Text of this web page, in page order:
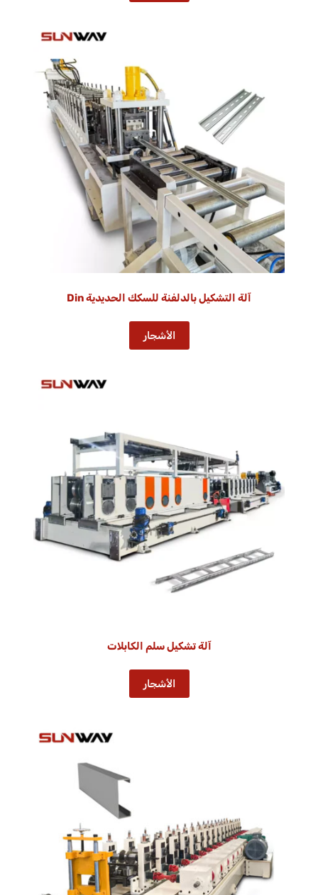
آلة التشكيل بالدلفنة للسكك الحديدية Din
الأشجار
آلة تشكيل سلم الكابلات
الأشجار